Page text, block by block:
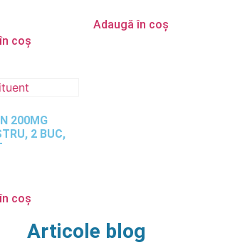
coș
Adaugă în coș
200MG
2 BUC,
coș
Articole blog